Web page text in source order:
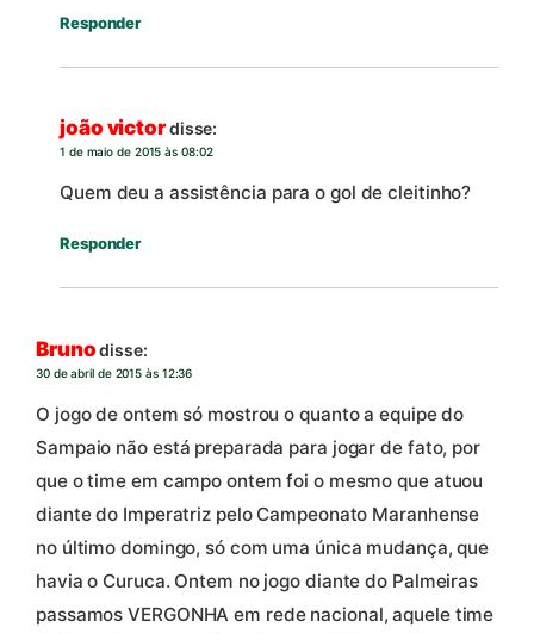
Responder
joão victordisse:
1 de maio de 2015 às 08:02
Quem deu a assistência para o gol de cleitinho?
Responder
Bruno disse:
30 de abril de 2015 às 12:36
O jogo de ontem só mostrou o quanto a equipe do
Sampaio não está preparada para jogar de fato, por
que o time em campo ontem foi o mesmo que atuou
diante do Imperatriz pelo Campeonato Maranhense
no último domingo, só com uma única mudança, que
havia o Curuca. Ontem no jogo diante do Palmeiras
passamos VERGONHA em rede nacional, aquele time